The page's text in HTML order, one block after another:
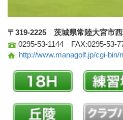
〒319-2225 茨城県常陸大宮市
0295-53-1144 FAX:0295-53-
http://www.managolf.jp/cgi-